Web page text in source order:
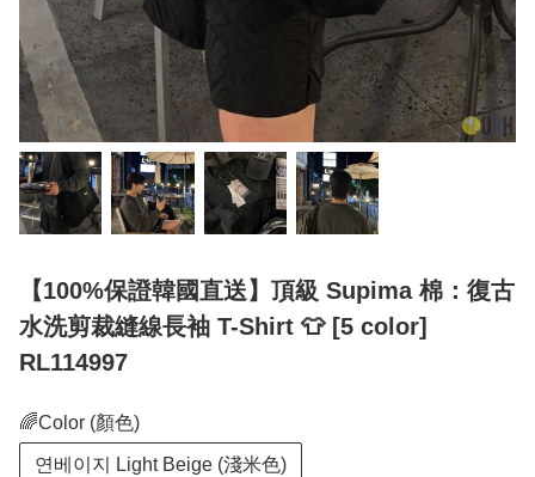
【100%保證韓國直送】頂級 Supima 棉：復古
水洗剪裁縫線長袖 T-Shirt 👕 [5 color]
RL114997
🌈Color (顏色)
연베이지 Light Beige (淺米色)